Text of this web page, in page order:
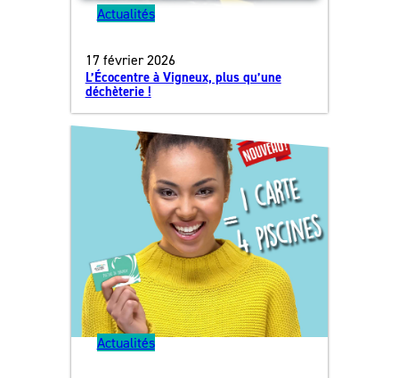
Actualités
17 février 2026
L’Écocentre à Vigneux, plus qu’une
déchèterie !
Actualités